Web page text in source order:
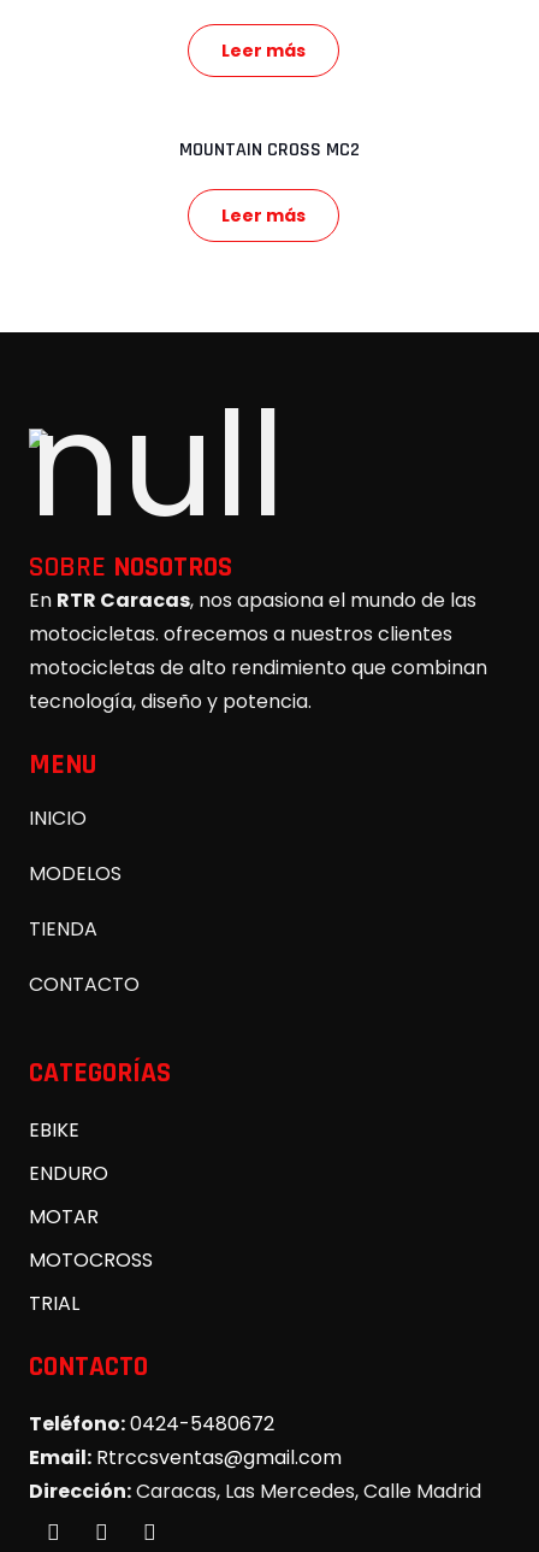
Leer más
MOUNTAIN CROSS MC2
Leer más
SOBRE NOSOTROS
En RTR Caracas, nos apasiona el mundo de las
motocicletas. ofrecemos a nuestros clientes
motocicletas de alto rendimiento que combinan
tecnología, diseño y potencia.
MENU
INICIO
MODELOS
TIENDA
CONTACTO
CATEGORÍAS
EBIKE
ENDURO
MOTAR
MOTOCROSS
TRIAL
CONTACTO
Teléfono:0424-5480672
Email: Rtrccsventas@gmail.com
Dirección:Caracas, Las Mercedes, Calle Madrid